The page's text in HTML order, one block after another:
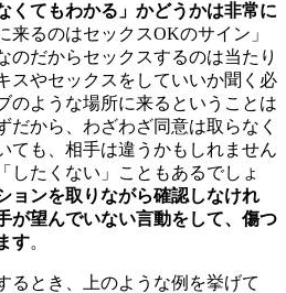
くてもわかる」かどうかは非常に
来るのはセックスOKのサイン」
のだからセックスするのは当たり
スやセックスをしていいか聞く必
のような場所に来るということは
だから、わざわざ同意は取らなく
ても、相手は違うかもしれません
したくない」こともあるでしょ
ョンを取りながら確認しなけれ
が望んでいない言動をして、傷つ
す。
とき、上のような例を挙げて